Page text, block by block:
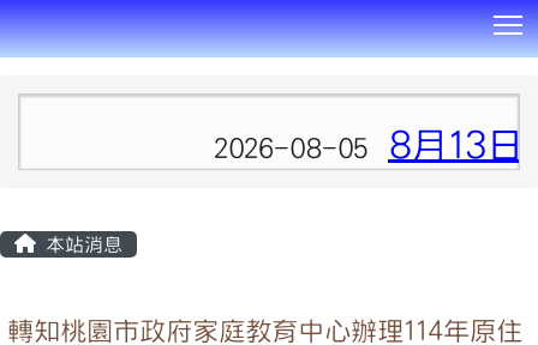
2026-08-05 8月13日
本站消息
轉知桃園市政府家庭教育中心辦理114年原住